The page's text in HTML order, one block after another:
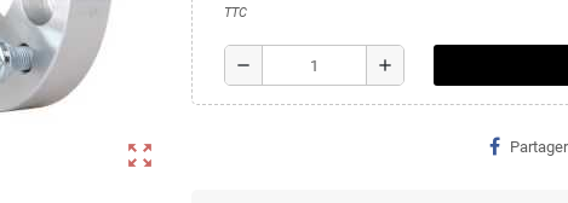
zoom_out_map
TTC
remove add
Partager